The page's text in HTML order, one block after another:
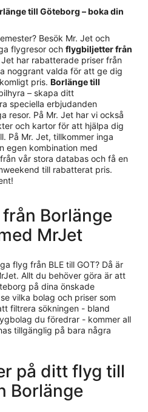
till Göteborg – boka din
Besök Mr. Jet och
flygresor och flygbiljetter från
Jet har rabatterade priser från
noggrant valda för att ge dig
pris. Borlänge till
– skapa ditt
speciella erbjudanden
resor. På Mr. Jet har vi också
och kartor för att hjälpa dig
På Mr. Jet, tillkommer inga
egen kombination med
vår stora databas och få en
till rabatterat pris.
Borlänge
MrJet
flyg från BLE till GOT? Då är
Allt du behöver göra är att
på dina önskade
vilka bolag och priser som
filtrera sökningen - bland
du föredrar - kommer all
tillgänglig på bara några
på ditt flyg till
Borlänge